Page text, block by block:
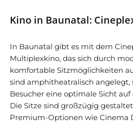
Kino in Baunatal:
In Baunatal gibt es mit dem
Multiplexkino, das sich durch
komfortable Sitzmöglichkeiten
sind amphitheatralisch angelegt,
Besucher eine optimale Sicht
Die Sitze sind großzügig
Premium-Optionen wie Cinema